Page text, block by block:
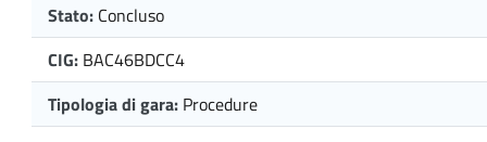
Stato: Concluso
CIG: BAC46BDCC4
Tipologia di gara: Procedure